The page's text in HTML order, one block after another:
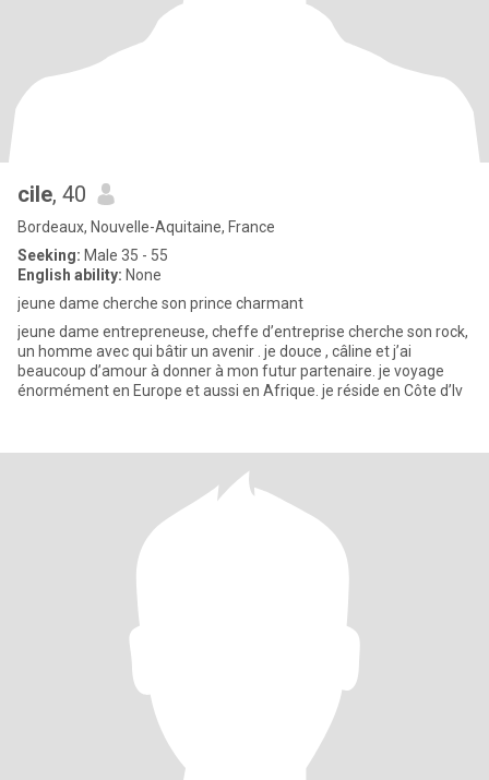
cile, 40
Bordeaux, Nouvelle-Aquitaine, France
Seeking: Male 35 - 55
English ability: None
jeune dame cherche son prince charmant
jeune dame entrepreneuse, cheffe d’entreprise cherche son rock,
un homme avec qui bâtir un avenir . je douce , câline et j’ai
beaucoup d’amour à donner à mon futur partenaire. je voyage
énormément en Europe et aussi en Afrique. je réside en Côte d’Iv